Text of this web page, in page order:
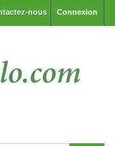
Connexion
nous